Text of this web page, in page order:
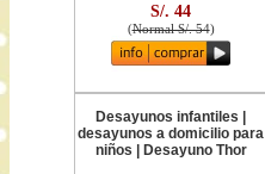
S/. 44
(Normal S/. 54)
Desayunos infantiles |
desayunos a domicilio para
niños | Desayuno Thor